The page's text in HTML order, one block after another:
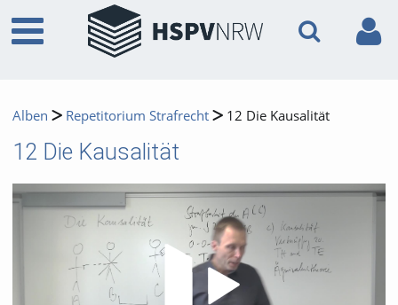
Alben Repetitorium Strafrecht 12 Die Kausalität
12 Die Kausalität